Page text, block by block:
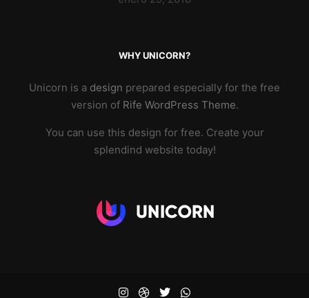
WHY UNICORN?
Unicorn is a design prepared especially for the free
version of Rife WordPress Theme.
You can use this design for free. Create your
splendind website today!